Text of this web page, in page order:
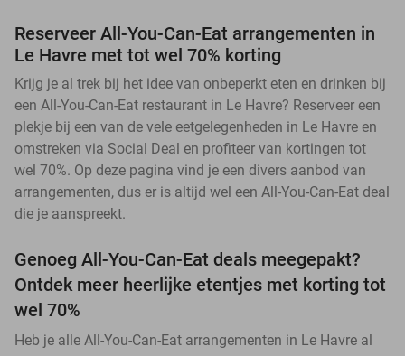
Reserveer All-You-Can-Eat arrangementen in
Le Havre met tot wel 70% korting
Krijg je al trek bij het idee van onbeperkt eten en drinken bij
een All-You-Can-Eat restaurant in Le Havre? Reserveer een
plekje bij een van de vele eetgelegenheden in Le Havre en
omstreken via Social Deal en profiteer van kortingen tot
wel 70%. Op deze pagina vind je een divers aanbod van
arrangementen, dus er is altijd wel een All-You-Can-Eat deal
die je aanspreekt.
Genoeg All-You-Can-Eat deals meegepakt?
Ontdek meer heerlijke etentjes met korting tot
wel 70%
Heb je alle All-You-Can-Eat arrangementen in Le Havre al